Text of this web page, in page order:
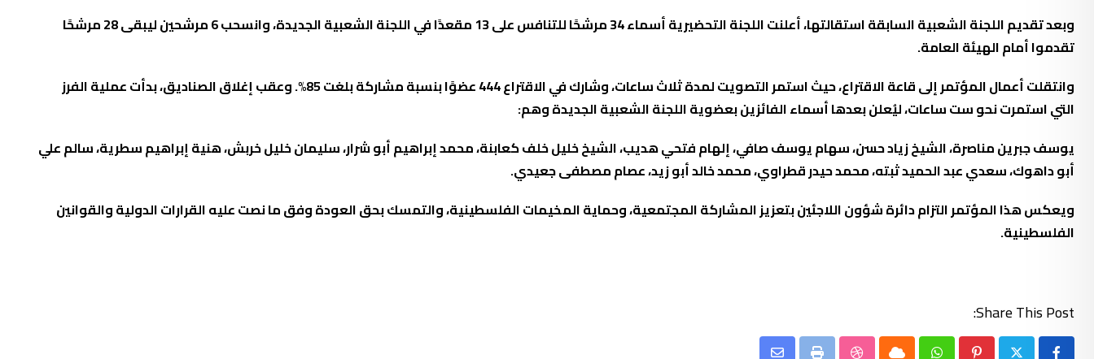
وبعد تقديم اللجنة الشعبية السابقة استقالتها، أعلنت اللجنة التحضيرية أسماء 34 مرشحًا للتنافس على 13 مقعدًا في اللجنة الشعبية الجديدة، وانسحب 6 مرشحين ليبقى 28 مرشحًا
تقدموا أمام الهيئة العامة.
وانتقلت أعمال المؤتمر إلى قاعة الاقتراع، حيث استمر التصويت لمدة ثلاث ساعات، وشارك في الاقتراع 444 عضوًا بنسبة مشاركة بلغت 85%. وعقب إغلاق الصناديق، بدأت عملية الفرز
التي استمرت نحو ست ساعات، ليُعلن بعدها أسماء الفائزين بعضوية اللجنة الشعبية الجديدة وهم:
يوسف جبرين مناصرة، الشيخ زياد حسن، سهام يوسف صافي، إلهام فتحي هديب، الشيخ خليل خلف كعابنة، محمد إبراهيم أبو شرار، سليمان خليل خربش، هنية إبراهيم سطرية، سالم علي
أبو داهوك، سعدي عبد الحميد ثبته، محمد حيدر قطراوي، محمد خالد أبو زيد، عصام مصطفى جعيدي.
ويعكس هذا المؤتمر التزام دائرة شؤون اللاجئين بتعزيز المشاركة المجتمعية، وحماية المخيمات الفلسطينية، والتمسك بحق العودة وفق ما نصت عليه القرارات الدولية والقوانين
الفلسطينية.
Share This Post: